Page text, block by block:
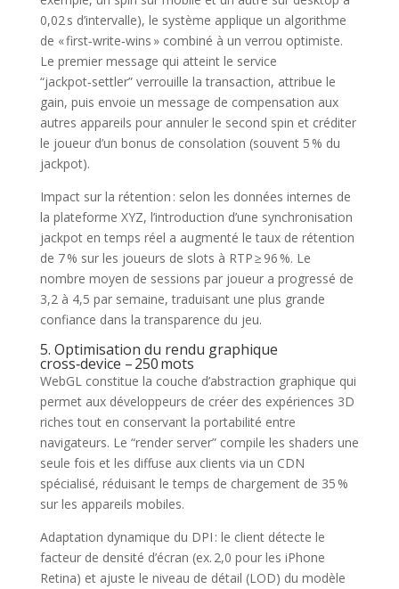
0,02 s d’intervalle), le système applique un algorithme
de « first‑write‑wins » combiné à un verrou optimiste.
Le premier message qui atteint le service
“jackpot‑settler” verrouille la transaction, attribue le
gain, puis envoie un message de compensation aux
autres appareils pour annuler le second spin et créditer
le joueur d’un bonus de consolation (souvent 5 % du
jackpot).
Impact sur la rétention : selon les données internes de
la plateforme XYZ, l’introduction d’une synchronisation
jackpot en temps réel a augmenté le taux de rétention
de 7 % sur les joueurs de slots à RTP ≥ 96 %. Le
nombre moyen de sessions par joueur a progressé de
3,2 à 4,5 par semaine, traduisant une plus grande
confiance dans la transparence du jeu.
5. Optimisation du rendu graphique
cross‑device – 250 mots
WebGL constitue la couche d’abstraction graphique qui
permet aux développeurs de créer des expériences 3D
riches tout en conservant la portabilité entre
navigateurs. Le “render server” compile les shaders une
seule fois et les diffuse aux clients via un CDN
spécialisé, réduisant le temps de chargement de 35 %
sur les appareils mobiles.
Adaptation dynamique du DPI : le client détecte le
facteur de densité d’écran (ex. 2,0 pour les iPhone
Retina) et ajuste le niveau de détail (LOD) du modèle